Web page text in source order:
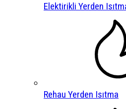
Elektirikli Yerden
Rehau Yerden Isıtma